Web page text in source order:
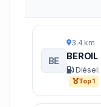
BE
3.4 km
BEROIL
Diésel:
Top 1